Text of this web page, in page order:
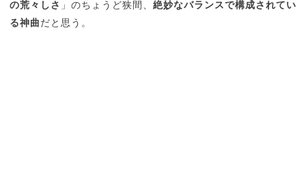
の荒々しさ 」のちょうど狭間、 絶妙なバランスで構成されてい
る神曲だと思う。